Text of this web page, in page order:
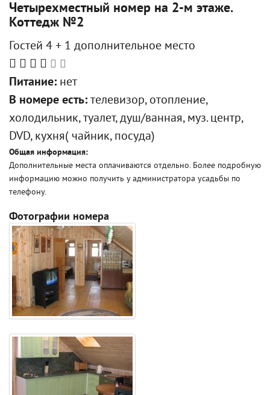
Четырехместный номер на 2-м этаже.
Коттедж №2
Гостей 4 + 1 дополнительное место
Питание: нет
В номере есть: телевизор, отопление,
холодильник, туалет, душ/ванная, муз. центр,
DVD, кухня( чайник, посуда)
Общая информация:
Дополнительные места оплачиваются отдельно. Более подробную
информацию можно получить у администратора усадьбы по
телефону.
Фотографии номера